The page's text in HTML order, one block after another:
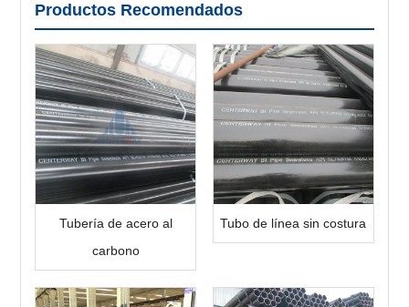
Productos Recomendados
Tubería de acero al
carbono
Tubo de línea sin costura